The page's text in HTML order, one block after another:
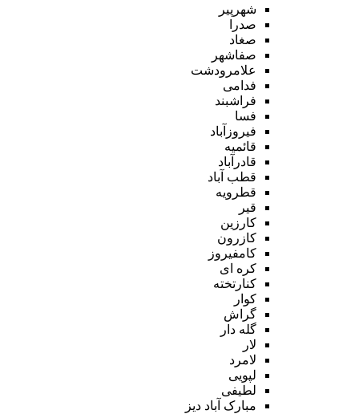
شهرپیر
صدرا
صغاد
صفاشهر
علامرودشت
فدامی
فراشبند
فسا
فیروزآباد
قائمیه
قادرآباد
قطب آباد
قطرویه
قیر
کارزین
کازرون
کامفیروز
کره ای
کنارتخته
کوار
گراش
گله دار
لار
لامرد
لپویی
لطیفی
مبارک آباد دیز